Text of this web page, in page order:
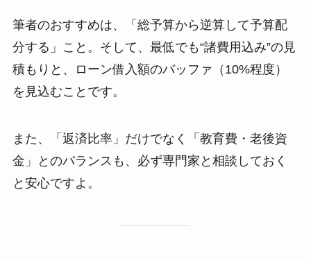
筆者のおすすめは、「総予算から逆算して予算配
分する」こと。そして、最低でも“諸費用込み”の見
積もりと、ローン借入額のバッファ（10%程度）
を見込むことです。
また、「返済比率」だけでなく「教育費・老後資
金」とのバランスも、必ず専門家と相談しておく
と安心ですよ。